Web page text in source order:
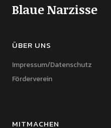
Blaue Narzisse
ÜBER UNS
Impressum/Datenschutz
Förderverein
MITMACHEN